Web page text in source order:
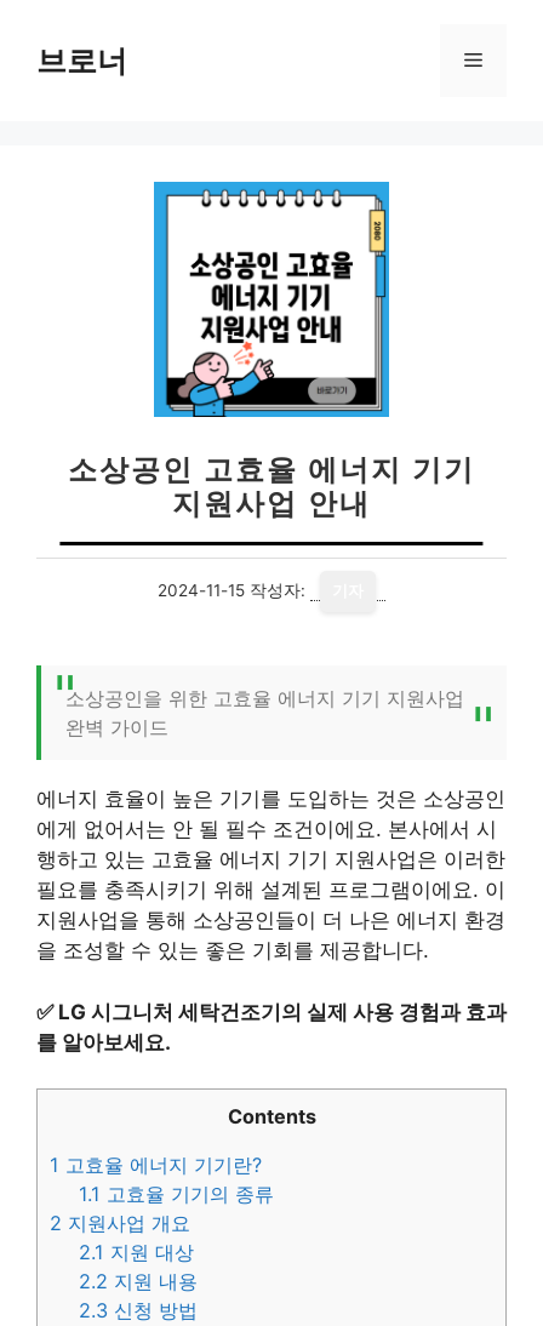
브로너 메
소상공인 고효율 에너지 기기
지원사업 안내
2024-11-15 작성자:
소상공인을 위한 고효율 에너지 기기 지원사업
완벽 가이드
에너지 효율이 높은 기기를 도입하는 것은 소상공인
에게 없어서는 안 될 필수 조건이에요. 본사에서 시
행하고 있는 고효율 에너지 기기 지원사업은 이러한
필요를 충족시키기 위해 설계된 프로그램이에요. 이
지원사업을 통해 소상공인들이 더 나은 에너지 환경
을 조성할 수 있는 좋은 기회를 제공합니다.
✅ LG 시그니처 세탁건조기의 실제 사용 경험과 효과
를 알아보세요.
Contents
1 고효율 에너지 기기란?
1.1 고효율 기기의 종류
2 지원사업 개요
2.1 지원 대상
2.2 지원 내용
2.3 신청 방법